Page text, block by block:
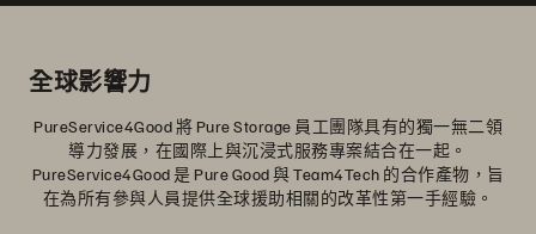
全球影響力
PureService4Good 將 Pure Storage 員工團隊具有的獨一無二領
導力發展，在國際上與沉浸式服務專案結合在一起。
PureService4Good 是 Pure Good 與 Team4Tech 的合作產物，旨
在為所有參與人員提供全球援助相關的改革性第一手經驗。